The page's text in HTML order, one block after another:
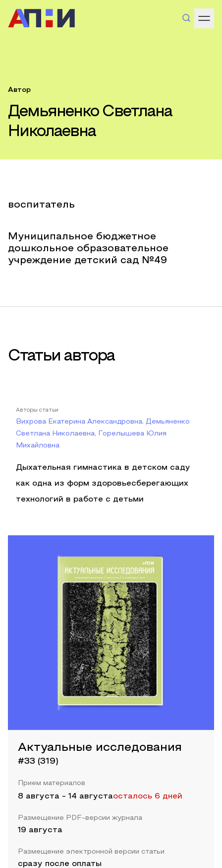
Автор
Демьяненко Светлана
Николаевна
воспитатель
Муниципальное бюджетное
дошкольное образовательное
учреждение детский сад №49
Статьи автора
Авторы статьи
Вихрова Екатерина Александровна, Демьяненко
Светлана Николаевна, Горелышева Юлия
Михайловна
Дыхательная гимнастика в детском саду
как одна из форм здоровьесберегающих
технологий в работе с детьми
Актуальные исследования
#33 (319)
Прием материалов
8 августа - 14 августаосталось 6 дней
Размещение PDF-версии журнала
19 августа
Размещение электронной версии статьи
сразу после оплаты